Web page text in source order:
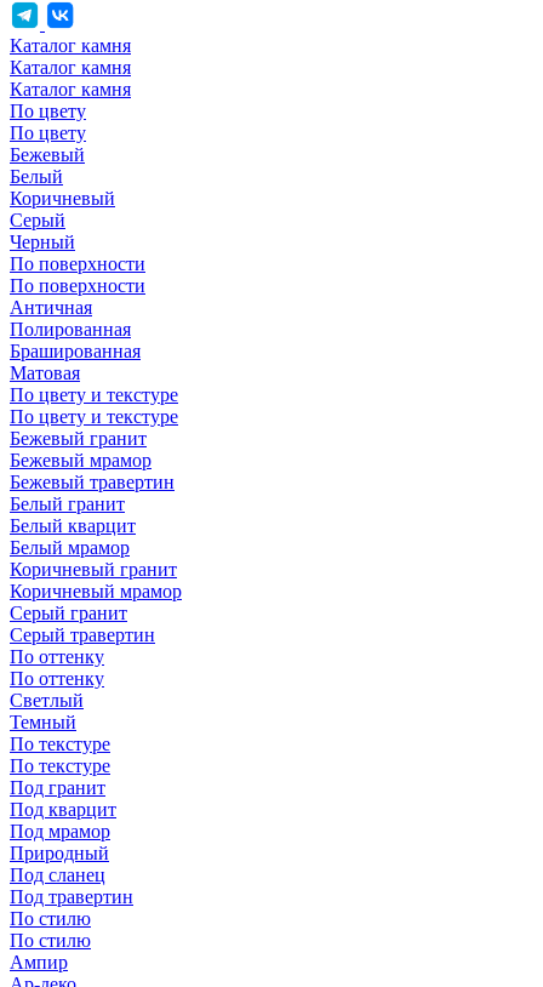
Каталог камня
Каталог камня
Каталог камня
По цвету
По цвету
Бежевый
Белый
Коричневый
Серый
Черный
По поверхности
По поверхности
Античная
Полированная
Брашированная
Матовая
По цвету и текстуре
По цвету и текстуре
Бежевый гранит
Бежевый мрамор
Бежевый травертин
Белый гранит
Белый кварцит
Белый мрамор
Коричневый гранит
Коричневый мрамор
Серый гранит
Серый травертин
По оттенку
По оттенку
Светлый
Темный
По текстуре
По текстуре
Под гранит
Под кварцит
Под мрамор
Природный
Под сланец
Под травертин
По стилю
По стилю
Ампир